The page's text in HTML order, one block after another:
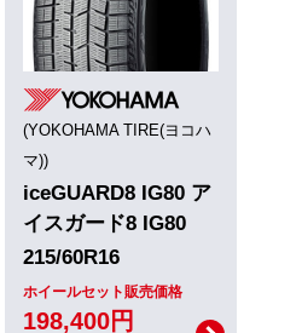
(YOKOHAMA TIRE(ヨコハ
マ))
iceGUARD8 IG80 ア
イスガード8 IG80
215/60R16
ホイールセット販売価格
198,400円